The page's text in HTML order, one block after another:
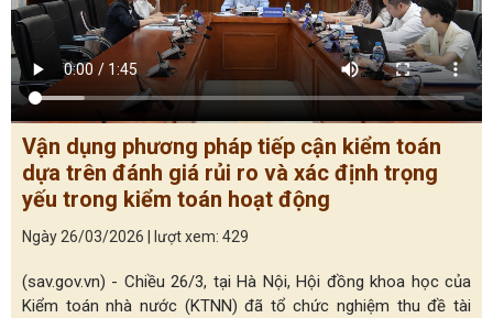
Vận dụng phương pháp tiếp cận kiểm toán
dựa trên đánh giá rủi ro và xác định trọng
yếu trong kiểm toán hoạt động
Ngày 26/03/2026 | lượt xem: 429
(sav.gov.vn) - Chiều 26/3, tại Hà Nội, Hội đồng khoa học của
Kiểm toán nhà nước (KTNN) đã tổ chức nghiệm thu đề tài